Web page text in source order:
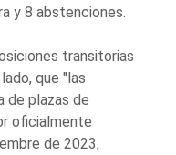
y 8 abstenciones.
transitorias
que "las
de plazas de
oficialmente
de 2023,